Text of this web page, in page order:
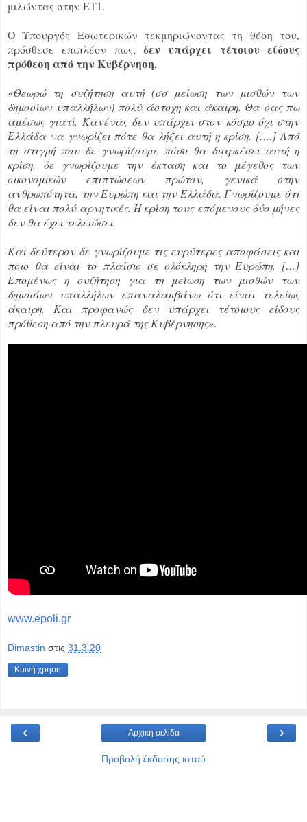
μιλώντας στην ΕΤ1.
Ο Υπουργός Εσωτερικών τεκμηριώνοντας τη θέση του,
πρόσθεσε επιπλέον πως, δεν υπάρχει τέτοιου είδους
πρόθεση από την Κυβέρνηση.
«Θεωρώ τη συζήτηση αυτή (σσ μείωση των μισθών των
δημοσίων υπαλλήλων) πολύ άστοχη και άκαιρη. Θα σας πω
αμέσως γιατί. Κανένας δεν υπάρχει στον κόσμο όχι στην
Ελλάδα να γνωρίζει πότε θα λήξει αυτή η κρίση. [….] Από
τη στιγμή που δε γνωρίζουμε πόσο θα διαρκέσει αυτή η
κρίση, δε γνωρίζουμε την έκταση και το μέγεθος των
οικονομικών επιπτώσεων πρώτον, γενικά στην
ανθρωπότητα, την Ευρώπη και την Ελλάδα. Γνωρίζουμε ότι
θα είναι πολύ αρνητικές. Η κρίση τους επόμενους δύο μήνες
δεν θα έχει τελειώσει.
Και δεύτερον δε γνωρίζουμε τις ευρύτερες αποφάσεις και
ποιο θα είναι το πλαίσιο σε ολόκληρη την Ευρώπη. […]
Επομένως η συζήτηση για τη μείωση των μισθών των
δημοσίων υπαλλήλων επαναλαμβάνω ότι είναι τελείως
άκαιρη. Και προφανώς δεν υπάρχει τέτοιους είδους
πρόθεση από την πλευρά της Κυβέρνησης».
www.epoli.gr
Dimastin στις 31.3.20
Κοινή χρήση
‹ ›
Αρχική σελίδα
Προβολή έκδοσης ιστού